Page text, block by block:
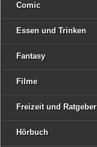
Comic
Essen und Trinken
Fantasy
Filme
Freizeit und Ratgeber
Hörbuch